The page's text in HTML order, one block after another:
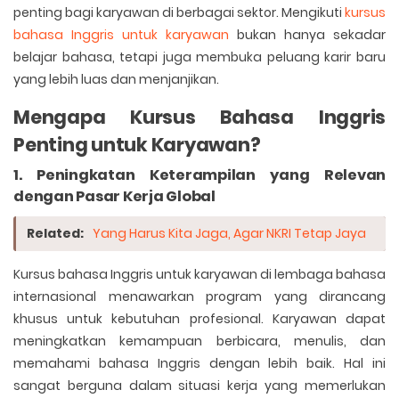
penting bagi karyawan di berbagai sektor. Mengikuti kursus
bahasa Inggris untuk karyawan bukan hanya sekadar
belajar bahasa, tetapi juga membuka peluang karir baru
yang lebih luas dan menjanjikan.
Mengapa Kursus Bahasa Inggris
Penting untuk Karyawan?
1. Peningkatan Keterampilan yang Relevan
dengan Pasar Kerja Global
Related: Yang Harus Kita Jaga, Agar NKRI Tetap Jaya
Kursus bahasa Inggris untuk karyawan di lembaga bahasa
internasional menawarkan program yang dirancang
khusus untuk kebutuhan profesional. Karyawan dapat
meningkatkan kemampuan berbicara, menulis, dan
memahami bahasa Inggris dengan lebih baik. Hal ini
sangat berguna dalam situasi kerja yang memerlukan